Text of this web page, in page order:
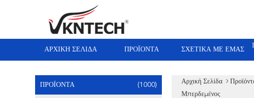
ΑΡΧΙΚΉ ΣΕΛΊΔΑ ΠΡΟΪΌΝΤΑ ΣΧΕΤΙΚΆ ΜΕ ΕΜΆΣ
ΠΡΟΪΌΝΤΑ (1000) Αρχική Σελίδα
Μπερδεμένος